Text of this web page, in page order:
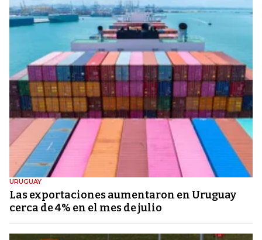
URUGUAY
Las exportaciones aumentaron en Uruguay
cerca de 4% en el mes de julio